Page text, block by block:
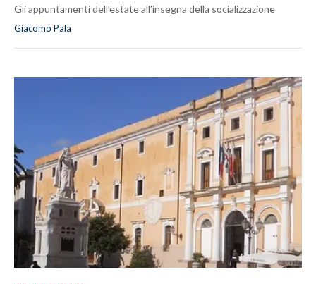
Gli appuntamenti dell'estate all'insegna della socializzazione
Giacomo Pala